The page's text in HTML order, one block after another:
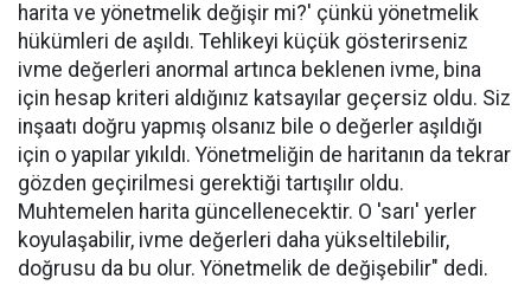
harita ve yönetmelik değişir mi?' çünkü yönetmelik
hükümleri de aşıldı. Tehlikeyi küçük gösterirseniz
ivme değerleri anormal artınca beklenen ivme, bina
için hesap kriteri aldığınız katsayılar geçersiz oldu. Siz
inşaatı doğru yapmış olsanız bile o değerler aşıldığı
için o yapılar yıkıldı. Yönetmeliğin de haritanın da tekrar
gözden geçirilmesi gerektiği tartışılır oldu.
Muhtemelen harita güncellenecektir. O 'sarı' yerler
koyulaşabilir, ivme değerleri daha yükseltilebilir,
doğrusu da bu olur. Yönetmelik de değişebilir" dedi.